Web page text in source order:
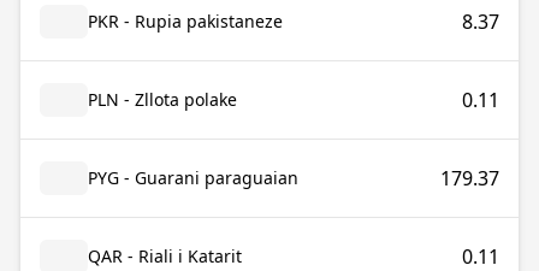
PKR - Rupia pakistaneze 8.37
PLN - Zllota polake 0.11
PYG - Guarani paraguaian 179.37
QAR - Riali i Katarit 0.11